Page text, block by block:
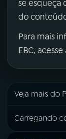
se esqueça
do
Para mais
EBC,
Veja mais do
Carregando